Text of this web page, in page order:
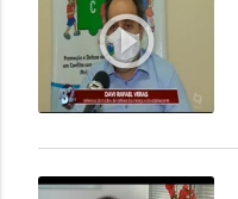
play_circle_outline